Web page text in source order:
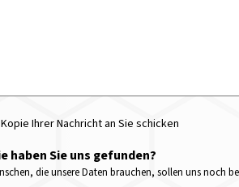
Kopie Ihrer Nachricht an Sie schicken
haben Sie uns gefunden?
die unsere Daten brauchen, sollen uns noch